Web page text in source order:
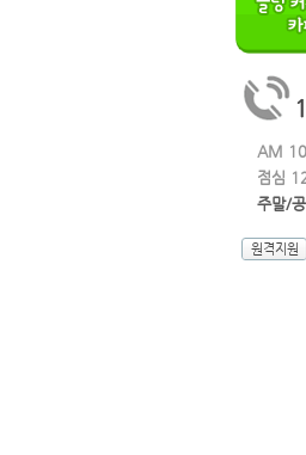
AM
점심
주말/
원격지원